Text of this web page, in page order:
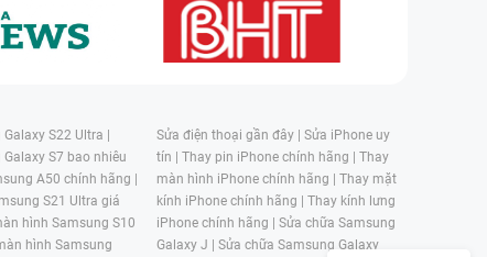
S22 Ultra |
S7 bao nhiêu
A50 chính hãng |
S21 Ultra giá
hình Samsung S10
hình Samsung
Sửa điện thoại gần đây | Sửa iPhone uy
tín | Thay pin iPhone chính hãng | Thay
màn hình iPhone chính hãng | Thay mặt
kính iPhone chính hãng | Thay kính lưng
iPhone chính hãng | Sửa chữa Samsung
Galaxy J | Sửa chữa Samsung Galaxy